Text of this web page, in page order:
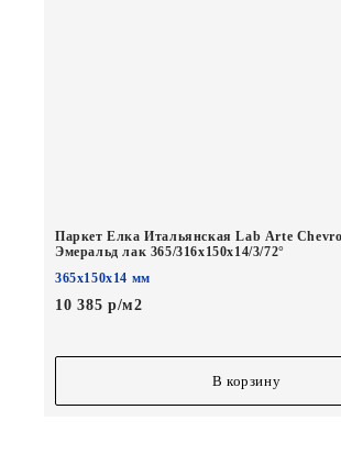
Паркет Елка Итальянская Lab Arte
Эмеральд лак 365/316х150х14/3/72°
365х150х14 мм
10 385 р/м2
В корзину